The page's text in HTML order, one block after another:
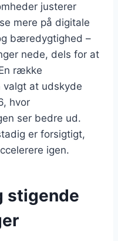
justerer
mere på digitale
bæredygtighed –
nede, dels for at
række
valgt at udskyde
hvor
ser bedre ud.
er forsigtigt,
igen.
stigende